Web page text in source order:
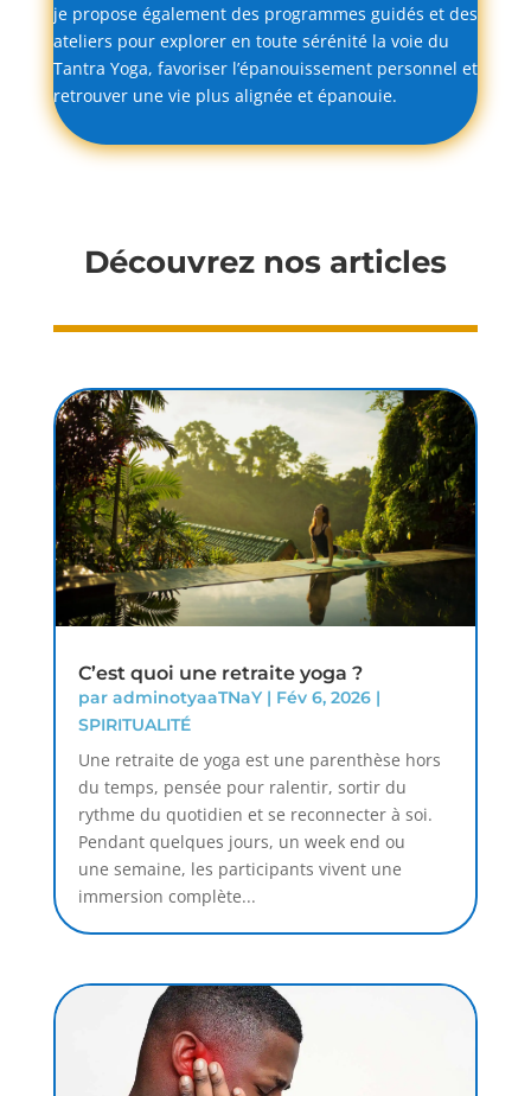
je propose également des programmes guidés et des
ateliers pour explorer en toute sérénité la voie du
Tantra Yoga, favoriser l’épanouissement personnel et
retrouver une vie plus alignée et épanouie.
Découvrez nos articles
C’est quoi une retraite yoga ?
par adminotyaaTNaY| Fév 6, 2026|
SPIRITUALITÉ
Une retraite de yoga est une parenthèse hors
du temps, pensée pour ralentir, sortir du
rythme du quotidien et se reconnecter à soi.
Pendant quelques jours, un week end ou
une semaine, les participants vivent une
immersion complète...